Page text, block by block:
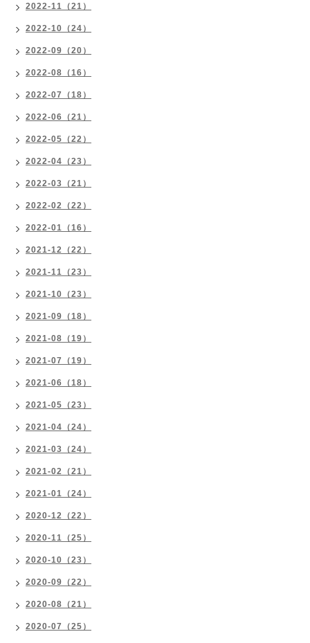
2022-11（21）
2022-10（24）
2022-09（20）
2022-08（16）
2022-07（18）
2022-06（21）
2022-05（22）
2022-04（23）
2022-03（21）
2022-02（22）
2022-01（16）
2021-12（22）
2021-11（23）
2021-10（23）
2021-09（18）
2021-08（19）
2021-07（19）
2021-06（18）
2021-05（23）
2021-04（24）
2021-03（24）
2021-02（21）
2021-01（24）
2020-12（22）
2020-11（25）
2020-10（23）
2020-09（22）
2020-08（21）
2020-07（25）